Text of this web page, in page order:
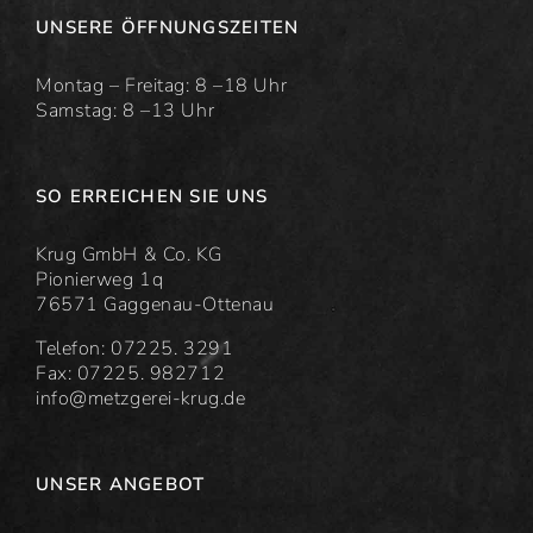
UNSERE ÖFFNUNGSZEITEN
Montag – Freitag: 8 –18 Uhr
Samstag: 8 –13 Uhr
SO ERREICHEN SIE UNS
Krug GmbH & Co. KG
Pionierweg 1q
76571 Gaggenau-Ottenau
Telefon: 07225. 3291
Fax: 07225. 982712
info@metzgerei-krug.de
UNSER ANGEBOT